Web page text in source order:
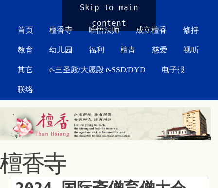
Skip to main
content
首页 檀香寺 唯悟法师 成立檀香 修持
教育 幼儿园 福利 檀青 慈爱 视听
其它 e-三圣殿/大愿殿 e-SSD/DYD 电子报
联络
檀香寺